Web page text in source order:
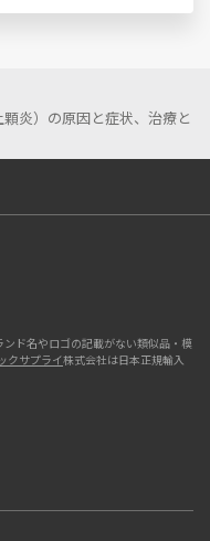
炎）の原因と症状、治療と
ンド名やロゴの記載がない類似品・模
クサプライ株式会社は日本正規輸入